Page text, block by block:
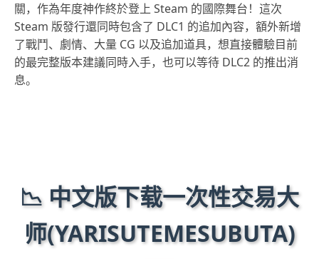
關，作為年度神作終於登上 Steam 的國際舞台！這次
Steam 版發行還同時包含了 DLC1 的追加內容，額外新增
了戰鬥、劇情、大量 CG 以及追加道具，想直接體驗目前
的最完整版本建議同時入手，也可以等待 DLC2 的推出消
息。
📉 中文版下载一次性交易大
师(YARISUTEMESUBUTA)